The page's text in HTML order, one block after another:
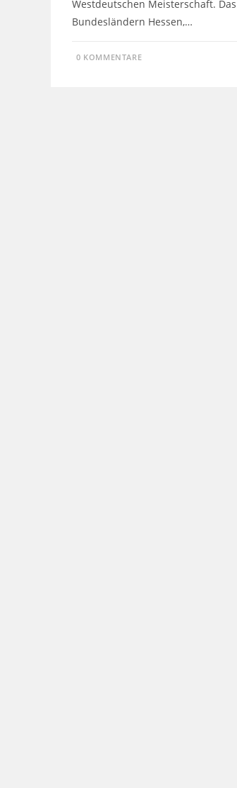
Westdeutschen Meisterschaft.
Bundesländern Hessen,…
0 KOMMENTARE